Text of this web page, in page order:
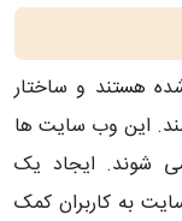
هستند و ساختار
این وب سایت ها
شوند. ایجاد یک
به کاربران کمک